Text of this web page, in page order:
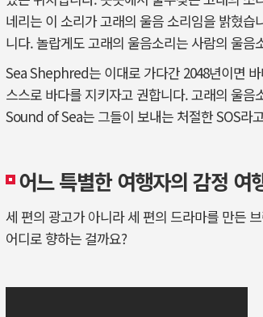
네리는 이 소리가 고래의 울음 소리임을 밝혔
니다. 놀랍게도 고래의 울음소리는 사람의 울음
Sea Shephred는 이대로 가다간 2048년이면
스스로 바다를 지키자고 권합니다. 고래의 울
Sound of Sea는 그들이 보내는 처절한 SOS라
어느 특별한 여행자의 감정 여
세 편의 광고가 아니라 세 편의 드라마를 만든
어디로 향하는 걸까요?